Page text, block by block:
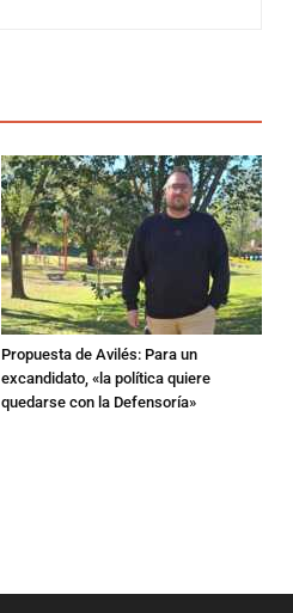
Propuesta de Avilés: Para un
excandidato, «la política quiere
quedarse con la Defensoría»